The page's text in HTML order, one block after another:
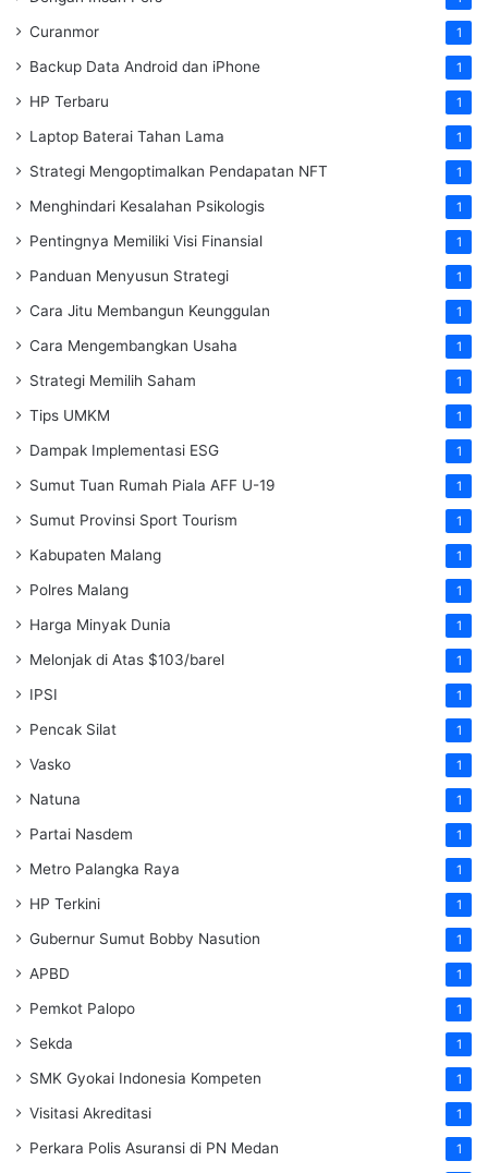
Curanmor 1
Backup Data Android dan iPhone 1
HP Terbaru 1
Laptop Baterai Tahan Lama 1
Strategi Mengoptimalkan Pendapatan NFT 1
Menghindari Kesalahan Psikologis 1
Pentingnya Memiliki Visi Finansial 1
Panduan Menyusun Strategi 1
Cara Jitu Membangun Keunggulan 1
Cara Mengembangkan Usaha 1
Strategi Memilih Saham 1
Tips UMKM 1
Dampak Implementasi ESG 1
Sumut Tuan Rumah Piala AFF U-19 1
Sumut Provinsi Sport Tourism 1
Kabupaten Malang 1
Polres Malang 1
Harga Minyak Dunia 1
Melonjak di Atas $103/barel 1
IPSI 1
Pencak Silat 1
Vasko 1
Natuna 1
Partai Nasdem 1
Metro Palangka Raya 1
HP Terkini 1
Gubernur Sumut Bobby Nasution 1
APBD 1
Pemkot Palopo 1
Sekda 1
SMK Gyokai Indonesia Kompeten 1
Visitasi Akreditasi 1
Perkara Polis Asuransi di PN Medan 1